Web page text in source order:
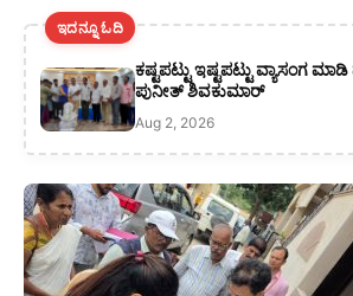
ಇದನ್ನೂ ಓದಿ
ಕಷ್ಟಪಟ್ಟು ಇಷ್ಟಪಟ್ಟು ವ್ಯಾಸಂಗ
ಪುನೀತ್ ಶಿವಕುಮಾರ್
Aug 2, 2026